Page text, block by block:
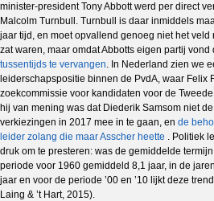
minister-president Tony Abbott werd per direct
Malcolm Turnbull. Turnbull is daar inmiddels
jaar tijd, en moet opvallend genoeg niet het veld
zat waren, maar omdat Abbotts eigen partij vond
tussentijds te vervangen. In Nederland zien we
leiderschapspositie binnen de PvdA, waar Felix
zoekcommissie voor kandidaten voor de
hij van mening was dat Diederik Samsom niet
verkiezingen in 2017 mee in te gaan, en de
leider zolang die maar Asscher heette . Politiek
druk om te presteren: was de gemiddelde
periode voor 1960 gemiddeld 8,1 jaar, in de
jaar en voor de periode ’00 en ’10 lijkt deze
Laing & ’t Hart, 2015).